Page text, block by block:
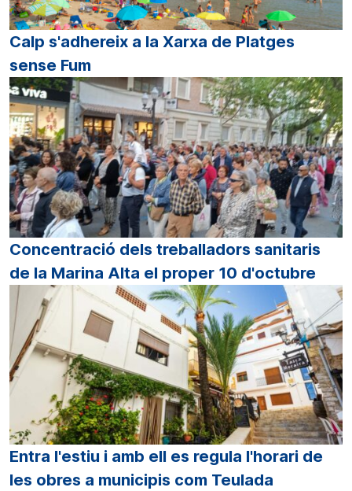
Calp s'adhereix a la Xarxa de Platges
sense Fum
Concentració dels treballadors sanitaris
de la Marina Alta el proper 10 d'octubre
Entra l'estiu i amb ell es regula l'horari de
les obres a municipis com Teulada